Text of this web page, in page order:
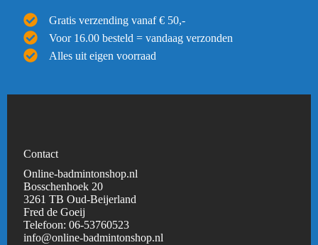
Gratis verzending vanaf € 50,-
Voor 16.00 besteld = vandaag verzonden
Alles uit eigen voorraad
Contact
Online-badmintonshop.nl
Bosschenhoek 20
3261 TB Oud-Beijerland
Fred de Goeij
Telefoon:06-53760523
info@online-badmintonshop.nl